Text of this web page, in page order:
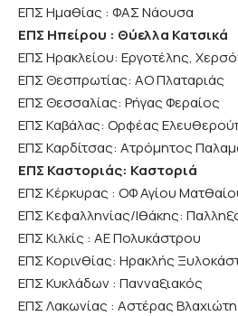
ΕΠΣ Ημαθίας : ΦΑΣ Νάουσα
ΕΠΣ Ηπείρου : Θύελλα Κατσικά
ΕΠΣ Ηρακλείου: Eργοτέλης,
ΕΠΣ Θεσπρωτίας: ΑΟ Πλαταριάς
ΕΠΣ Θεσσαλίας: Ρήγας Φεραίος
ΕΠΣ Καβάλας: Ορφέας
ΕΠΣ Καρδίτσας: Ατρόμητος
ΕΠΣ Καστοριάς: Καστοριά
ΕΠΣ Κέρκυρας : ΟΦ Αγίου
ΕΠΣ Κεφαλληνίας/Ιθάκης:
ΕΠΣ Κιλκίς : ΑΕ Πολυκάστρου
ΕΠΣ Κορινθίας: Ηρακλής
ΕΠΣ Κυκλάδων : Πανναξιακός
ΕΠΣ Λακωνίας : Αστέρας Βλαχιώτη